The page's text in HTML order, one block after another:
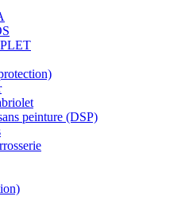
peinture (DSP)